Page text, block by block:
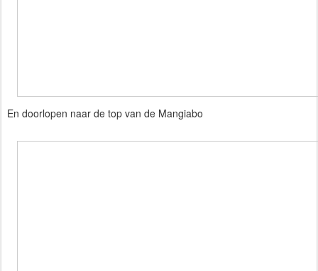
En doorlopen naar de top van de Mangiabo